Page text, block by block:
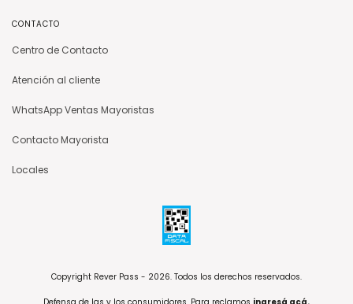
CONTACTO
Centro de Contacto
Atención al cliente
WhatsApp Ventas Mayoristas
Contacto Mayorista
Locales
Copyright Rever Pass - 2026. Todos los derechos reservados.